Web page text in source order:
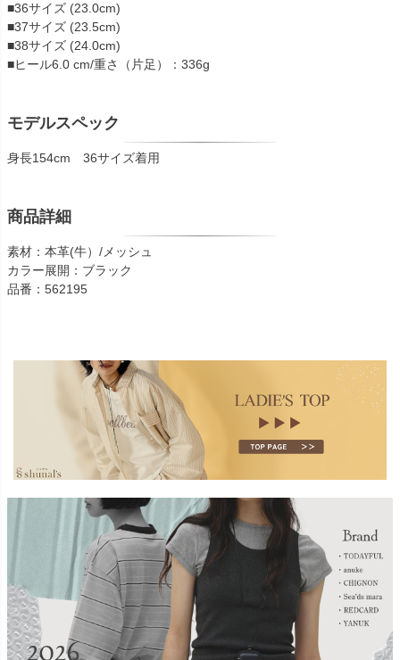
■36サイズ (23.0cm)
■37サイズ (23.5cm)
■38サイズ (24.0cm)
■ヒール6.0 cm/重さ（片足）：336g
モデルスペック
身長154cm 36サイズ着用
商品詳細
素材：本革(牛）/メッシュ
カラー展開：ブラック
品番：562195